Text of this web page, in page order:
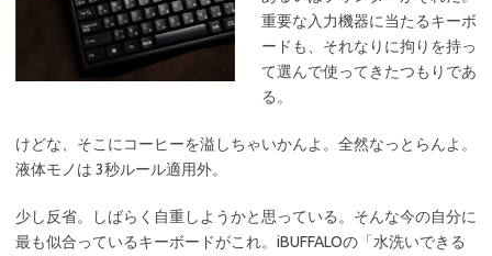
重要な入力機器に当たるキーボ
ードも、それなりに拘りを持っ
て選んで使ってきたつもりであ
る。
けどな、そこにコーヒーを溢しちゃいかんよ。全然なっとらんよ。
液体モノは 3秒ルール適用外。
少し反省。しばらく自重しようかと思っている。そんな今の自分に
最も似合っているキーボードがこれ。iBUFFALOの「水洗いできる